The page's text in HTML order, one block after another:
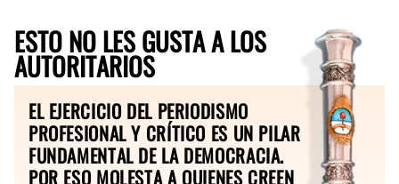
ESTO NO LES GUSTA A LOS
AUTORITARIOS
EL EJERCICIO DEL PERIODISMO
PROFESIONAL Y CRÍTICO ES UN PILAR
FUNDAMENTAL DE LA DEMOCRACIA.
POR ESO MOLESTA A QUIENES CREEN